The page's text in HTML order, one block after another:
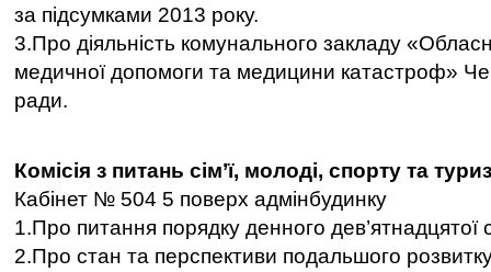
за підсумками 2013 року.
3.Про діяльність комунального закладу
медичної допомоги та медицини катастроф»
ради.
Комісія з питань сім’ї, молоді, спорту та
Кабінет № 504 5 поверх адмінбудинку
1.Про питання порядку денного дев’ятнадцятої
2.Про стан та перспективи подальшого